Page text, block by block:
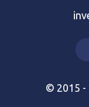
© 2015 -